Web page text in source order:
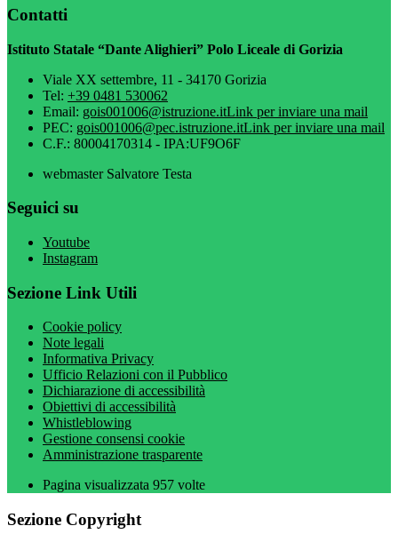
Contatti
Istituto Statale “Dante Alighieri” Polo Liceale di Gorizia
Viale XX settembre, 11 - 34170 Gorizia
Tel: +39 0481 530062
Email: gois001006@istruzione.itLink per inviare una mail
PEC: gois001006@pec.istruzione.itLink per inviare una mail
C.F.: 80004170314 - IPA:UF9O6F
webmaster Salvatore Testa
Seguici su
Youtube
Instagram
Sezione Link Utili
Cookie policy
Note legali
Informativa Privacy
Ufficio Relazioni con il Pubblico
Dichiarazione di accessibilità
Obiettivi di accessibilità
Whistleblowing
Gestione consensi cookie
Amministrazione trasparente
Pagina visualizzata 957 volte
Sezione Copyright